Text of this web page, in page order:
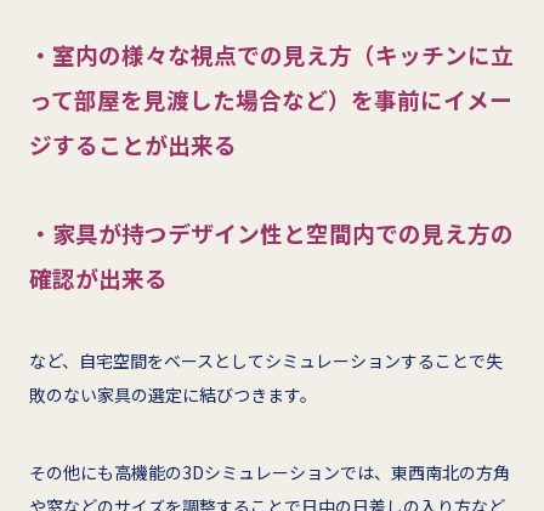
・室内の様々な視点での見え方（キッチンに立
って部屋を見渡した場合など）を事前にイメー
ジすることが出来る
・家具が持つデザイン性と空間内での見え方の
確認が出来る
など、自宅空間をベースとしてシミュレーションすることで失
敗のない家具の選定に結びつきます。
その他にも高機能の3Dシミュレーションでは、東西南北の方角